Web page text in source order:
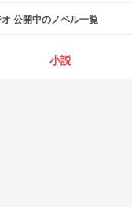
公開中のノベル一覧
小説